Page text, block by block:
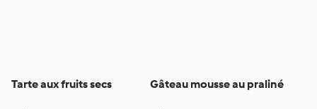
Tarte aux fruits secs Gâteau mousse au praliné